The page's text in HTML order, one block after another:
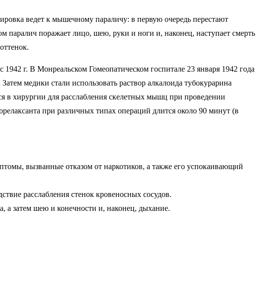
ведет к мышечному параличу: в первую очередь перестают
паралич поражает лицо, шею, руки и ноги и, наконец, наступает смерть
г. В Монреальском Гомеопатическом госпитале 23 января 1942 года
медики стали использовать раствор алкалоида тубокурарина
в хирургии для расслабления скелетных мышц при проведении
при различных типах операций длится около 90 минут (в
вызванные отказом от наркотиков, а также его успокаивающий
расслабления стенок кровеносных сосудов.
а затем шею и конечности и, наконец, дыхание.